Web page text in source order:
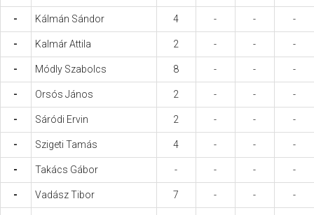
- Kálmán Sándor 4 - - -
- Kalmár Attila 2 - - -
- Módly Szabolcs 8 - - -
- Orsós János 2 - - -
- Sáródi Ervin 2 - - -
- Szigeti Tamás 4 - - -
- Takács Gábor - - - -
- Vadász Tibor 7 - - -